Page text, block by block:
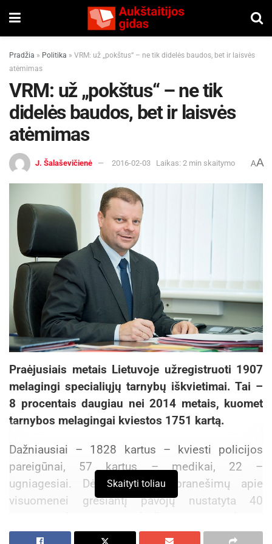
Pradžia » Politika » VRM: už „pokštus“ – ne tik didelės baudos, bet ir laisvės
atėmimas
VRM: už „pokštus“ – ne tik
didelės baudos, bet ir laisvės
atėmimas
J. Šalaševičienė 2016-02-03 Laikas: 2 min skaitymo AA
Praėjusiais metais Lietuvoje užregistruoti 1907
melagingi specialiųjų tarnybų iškvietimai. Tai –
8 procentais daugiau nei 2014 metais, kuomet
tarnybos melagingai kviestos 1751 kartą.
Dažniausiai – 1828 kartus – kviesti policijos
pareigūnai, 57 kartus – medikai, 22 –
ugniagesiai. Dėl melagingų pranešimų apie
visuomenei gresiantį pavojų nustatyta 40
įtariamųjų (2014 m. – 23), iš jų 39 – vyrai (2014
m. – 22) ir 8 nepilnamečiai (2014 m. – 3).
Skaityti toliau